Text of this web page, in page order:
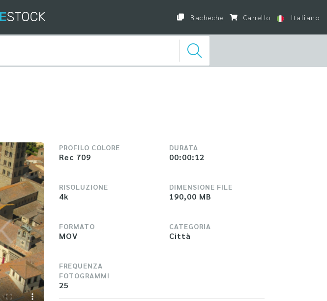
Bacheche Carrello Italiano
PROFILO COLORE
Rec 709
RISOLUZIONE
4k
FORMATO
MOV
FREQUENZA
FOTOGRAMMI
25
DURATA
00:00:12
DIMENSIONE FILE
190,00 MB
CATEGORIA
Città